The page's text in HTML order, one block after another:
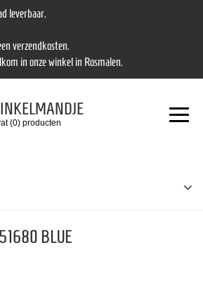
leverbaar.
verzendkosten.
in onze winkel in Rosmalen.
(0) producten
BLUE